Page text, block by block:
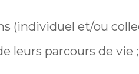
(individuel et/ou
leurs parcours de vie ;